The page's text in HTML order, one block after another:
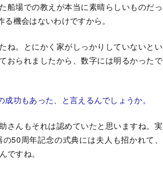
場での教えが本当に素晴らしいものだっ
機会はないわけですから。
ね。とにかく家がしっかりしていないとい
おられましたから、数字には明るかったで
功もあった、と言えるんでしょうか。
さんもそれは認めていたと思いますね。実
50周年記念の式典には夫人も招かれて、
すね。